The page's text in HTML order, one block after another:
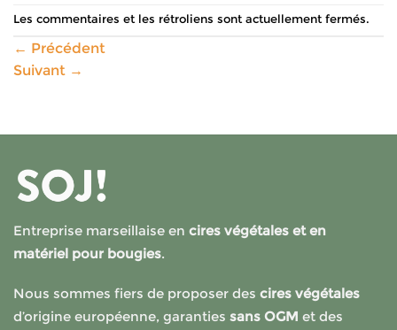
Les commentaires et les rétroliens sont actuellement fermés.
← Précédent
Suivant →
Entreprise marseillaise en cires végétales et en
matériel pour bougies.
Nous sommes fiers de proposer des cires végétales
d’origine européenne, garanties sans OGM et des